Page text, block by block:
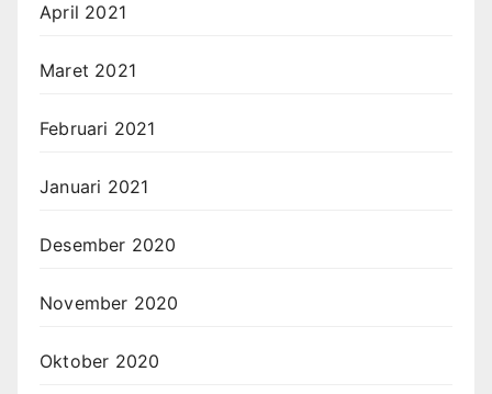
April 2021
Maret 2021
Februari 2021
Januari 2021
Desember 2020
November 2020
Oktober 2020